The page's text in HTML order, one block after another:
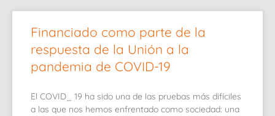
Financiado como parte de la
respuesta de la Unión a la
pandemia de COVID-19
El COVID_ 19 ha sido una de las pruebas más difíciles
a las que nos hemos enfrentado como sociedad: una